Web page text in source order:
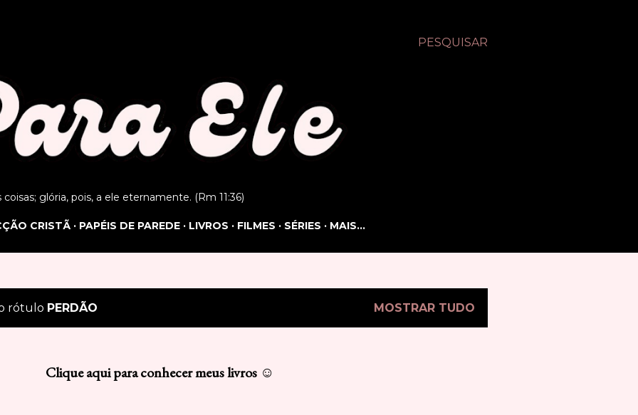
PESQUISAR
coisas; glória, pois, a ele eternamente. (Rm 11:36)
CRISTÃ PAPÉIS DE PAREDE LIVROS FILMES SÉRIES MAIS…
rótulo PERDÃO MOSTRAR TUDO
Clique aqui para conhecer meus livros ☺